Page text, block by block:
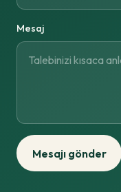
Mesaj
Mesajı gönder